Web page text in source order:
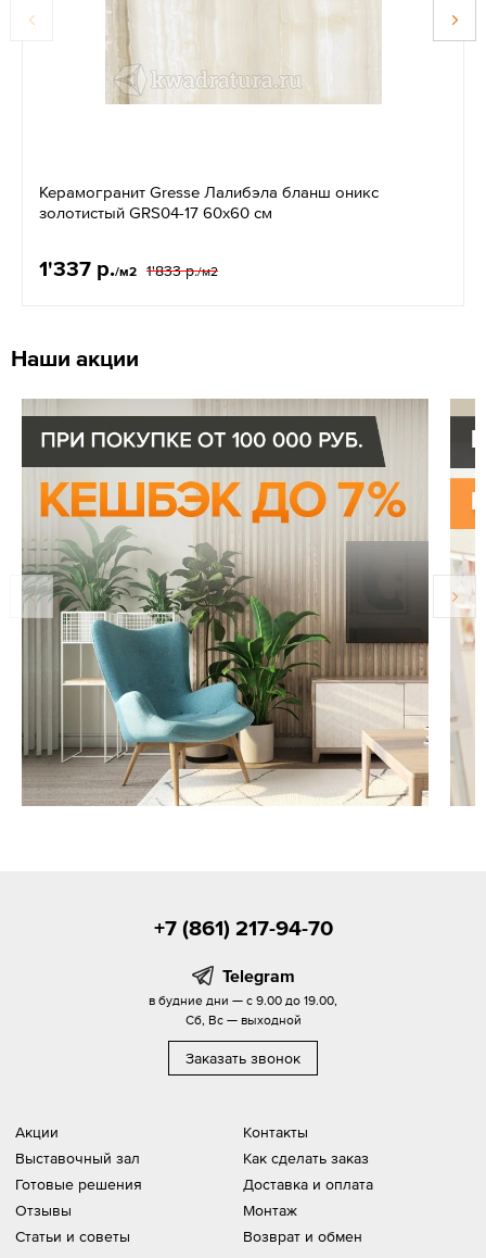
Керамогранит Gresse Лалибэла бланш оникс
золотистый GRS04-17 60х60 см
1'337 р./м2 1'833 р./м2
Наши акции
Акции
Выставочный зал
Готовые решения
Отзывы
Статьи и советы
Контакты
Как сделать заказ
Доставка и оплата
Монтаж
Возврат и обмен
+7 (861) 217-94-70
Telegram
в будние дни — с 9.00 до 19.00,
Сб, Вс — выходной
Заказать звонок